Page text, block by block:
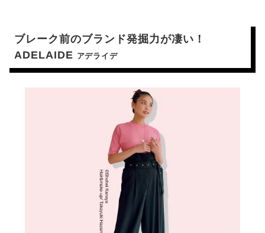
ブレーク前のブランド発掘力が凄い！
ADELAIDE アデライデ